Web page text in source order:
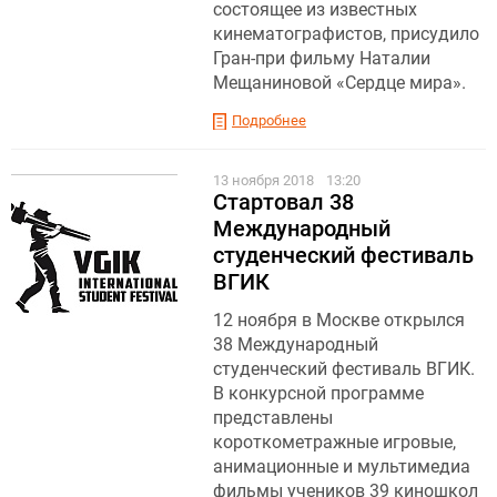
состоящее из известных
кинематографистов, присудило
Гран-при фильму Наталии
Мещаниновой «Сердце мира».
Подробнее
13 ноября 2018 13:20
Стартовал 38
Международный
студенческий фестиваль
ВГИК
12 ноября в Москве открылся
38 Международный
студенческий фестиваль ВГИК.
В конкурсной программе
представлены
короткометражные игровые,
анимационные и мультимедиа
фильмы учеников 39 киношкол